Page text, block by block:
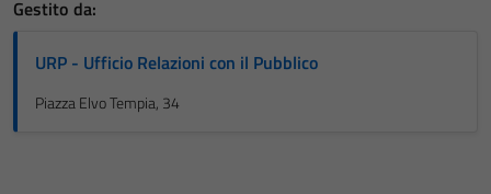
Gestito da:
URP - Ufficio Relazioni con il Pubblico
Piazza Elvo Tempia, 34